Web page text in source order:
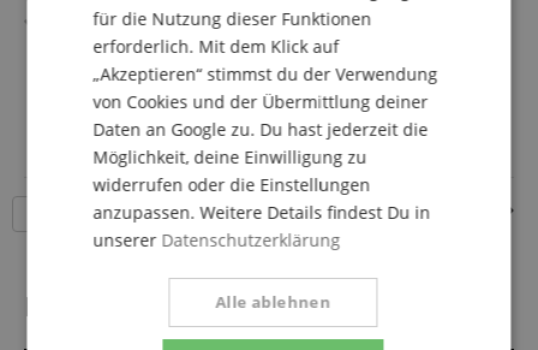
Inline-Drehventile mit Minibal-Gelenken
Schallstück-Ø: 241 mm; Bohrung: 14,28 mm
Inkl. Mundstück
Inkl. Leichtkoffer mit Rucksackgurten (verstellbar)
mehr anzeigen
1.599,00 €
Versandkostenfrei (AT)
inkl. MwSt.
18 Artikel pro Seite Seite1
Posaunen
für die Nutzung dieser Funktionen
erforderlich. Mit dem Klick auf
„Akzeptieren“ stimmst du der Verwendung
von Cookies und der Übermittlung deiner
Daten an Google zu. Du hast jederzeit die
Möglichkeit, deine Einwilligung zu
widerrufen oder die Einstellungen
anzupassen. Weitere Details findest Du in
unserer Datenschutzerklärung
Alle ablehnen